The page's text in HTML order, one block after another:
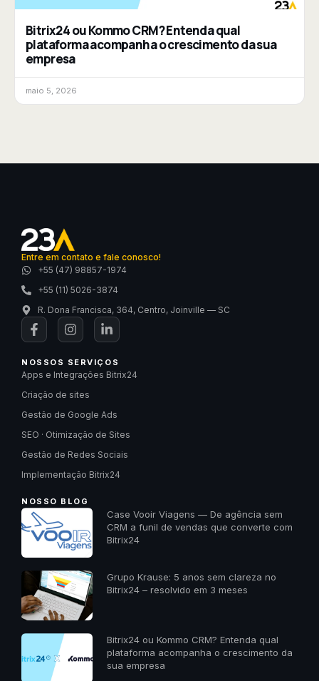
Bitrix24 ou Kommo CRM? Entenda qual
plataforma acompanha o crescimento da sua
empresa
maio 5, 2026
Entre em contato e fale conosco!
+55 (47) 98857-1974
+55 (11) 5026-3874
R. Dona Francisca, 364, Centro, Joinville — SC
NOSSOS SERVIÇOS
Apps e Integrações Bitrix24
Criação de sites
Gestão de Google Ads
SEO · Otimização de Sites
Gestão de Redes Sociais
Implementação Bitrix24
NOSSO BLOG
Case Vooir Viagens — De agência sem
CRM a funil de vendas que converte com
Bitrix24
Grupo Krause: 5 anos sem clareza no
Bitrix24 – resolvido em 3 meses
Bitrix24 ou Kommo CRM? Entenda qual
plataforma acompanha o crescimento da
sua empresa